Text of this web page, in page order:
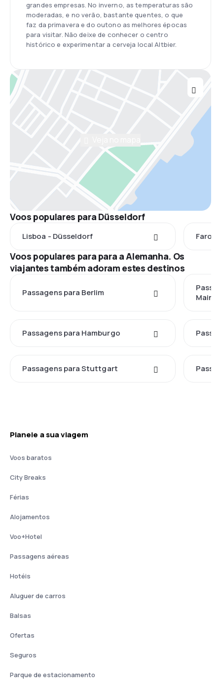
grandes empresas. No inverno, as temperaturas são
moderadas, e no verão, bastante quentes, o que
faz da primavera e do outono as melhores épocas
para visitar. Não deixe de conhecer o centro
histórico e experimentar a cerveja local Altbier.
Voos populares para Düsseldorf
Lisboa - Düsseldorf Faro -
Voos populares para para a Alemanha. Os
viajantes também adoram estes destinos
Passagens para Berlim
Main
Passagens para Hamburgo
Passagens para Stuttgart
Planeie a sua viagem
Voos baratos
City Breaks
Férias
Alojamentos
Voo+Hotel
Passagens aéreas
Hotéis
Aluguer de carros
Balsas
Ofertas
Seguros
Parque de estacionamento